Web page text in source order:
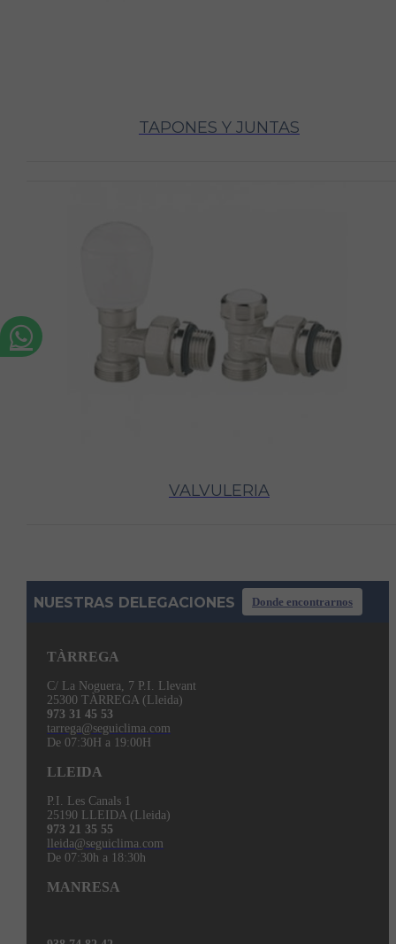
TAPONES Y JUNTAS
VALVULERIA
NUESTRAS DELEGACIONES Donde encontrarnos
TÀRREGA
C/ La Noguera, 7 P.I. Llevant
25300 TÀRREGA (Lleida)
973 31 45 53
tarrega@seguiclima.com
De 07:30H a 19:00H
LLEIDA
P.I. Les Canals 1
25190 LLEIDA (Lleida)
973 21 35 55
lleida@seguiclima.com
De 07:30h a 18:30h
MANRESA